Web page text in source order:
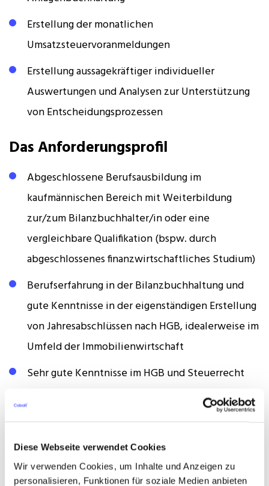
Diese Webseite verwendet Cookies
Wir verwenden Cookies, um Inhalte und Anzeigen zu
personalisieren, Funktionen für soziale Medien anbieten
Erstellung der monatlichen
Umsatzsteuervoranmeldungen
Erstellung aussagekräftiger individueller
Auswertungen und Analysen zur Unterstützung
von Entscheidungsprozessen
Das Anforderungsprofil
Abgeschlossene Berufsausbildung im
kaufmännischen Bereich mit Weiterbildung
zur/zum Bilanzbuchhalter/in oder eine
vergleichbare Qualifikation (bspw. durch
abgeschlossenes finanzwirtschaftliches Studium)
Berufserfahrung in der Bilanzbuchhaltung und
gute Kenntnisse in der eigenständigen Erstellung
von Jahresabschlüssen nach HGB, idealerweise im
Umfeld der Immobilienwirtschaft
Sehr gute Kenntnisse im HGB und Steuerrecht
Sicherer Umgang mit gängiger
sehr gute Kenntnisse in den MS-Office-
Anwendungen